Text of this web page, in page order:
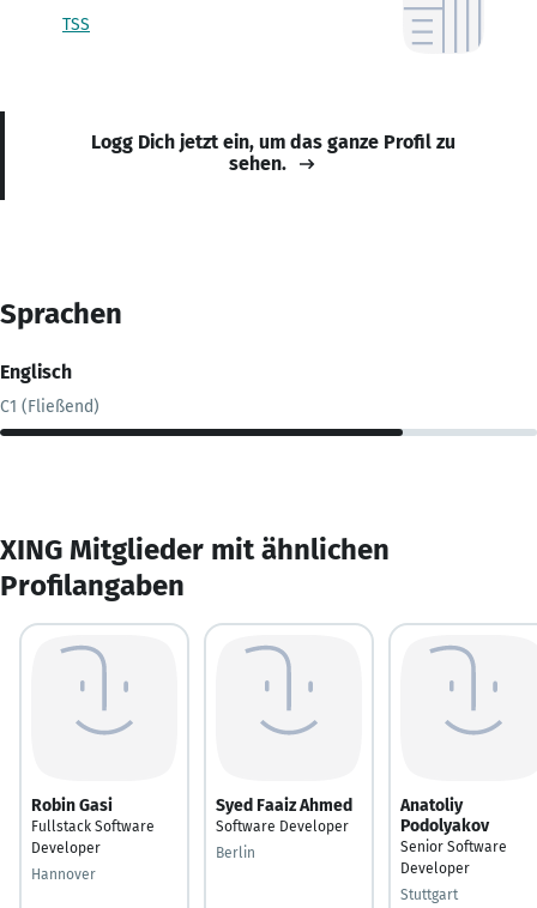
TSS
Logg Dich jetzt ein, um das ganze Profil zu
sehen.
Sprachen
Englisch
C1 (Fließend)
XING Mitglieder mit ähnlichen
Profilangaben
Robin Gasi
Fullstack Software
Developer
Hannover
Syed Faaiz Ahmed
Software Developer
Berlin
Anatoliy
Podolyakov
Senior Software
Developer
Stuttgart